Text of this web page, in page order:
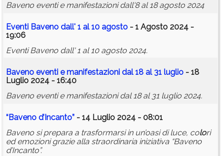
Baveno eventi e manifestazioni dall'8 al 18 agosto 2024
Eventi Baveno dall' 1 al 10 agosto - 1 Agosto 2024 -
19:06
Eventi Baveno dall' 1 al 10 agosto 2024.
Baveno eventi e manifestazioni dal 18 al 31 luglio - 18
Luglio 2024 - 16:40
Baveno eventi e manifestazioni dal 18 al 31 luglio 2024.
“Baveno d’Incanto” - 14 Luglio 2024 - 08:01
Baveno si prepara a trasformarsi in un’oasi di luce, colori
ed emozioni grazie alla straordinaria iniziativa “Baveno
d’Incanto”.